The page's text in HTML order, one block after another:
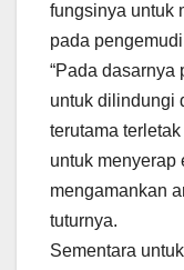
fungsinya untuk
pada
“Pada dasarnya
untuk dilindungi
terutama
untuk menyerap
mengamankan
tuturnya.
Sementara